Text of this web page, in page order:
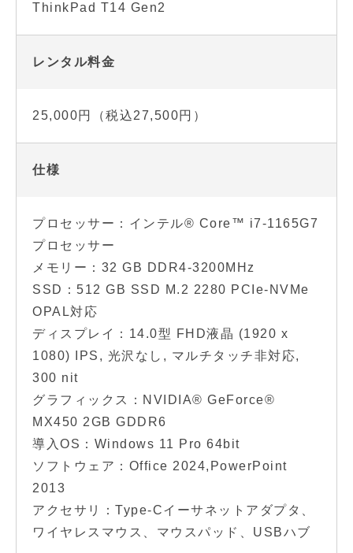
ThinkPad T14 Gen2
レンタル料金
25,000円（税込27,500円）
仕様
プロセッサー：インテル® Core™ i7-1165G7
プロセッサー
メモリー：32 GB DDR4-3200MHz
SSD：512 GB SSD M.2 2280 PCIe-NVMe
OPAL対応
ディスプレイ：14.0型 FHD液晶 (1920 x
1080) IPS, 光沢なし, マルチタッチ非対応,
300 nit
グラフィックス：NVIDIA® GeForce®
MX450 2GB GDDR6
導入OS：Windows 11 Pro 64bit
ソフトウェア：Office 2024,PowerPoint
2013
アクセサリ：Type-Cイーサネットアダプタ、
ワイヤレスマウス、マウスパッド、USBハブ